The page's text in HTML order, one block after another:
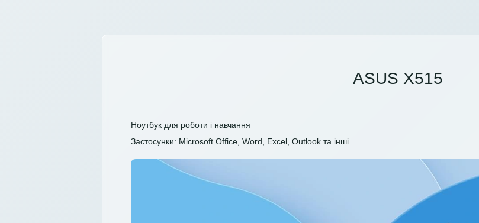
ASUS X515
Ноутбук для роботи і навчання
Застосунки: Microsoft Office, Word, Excel, Outlook та інші.